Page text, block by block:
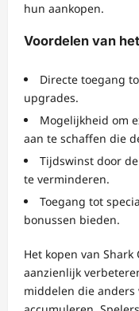
hun aankopen.
Voordelen van
Directe toegang
upgrades.
Mogelijkheid om
aan te schaffen die
Tijdswinst door
te verminderen.
Toegang tot
bonussen bieden.
Het kopen van
aanzienlijk
middelen die anders